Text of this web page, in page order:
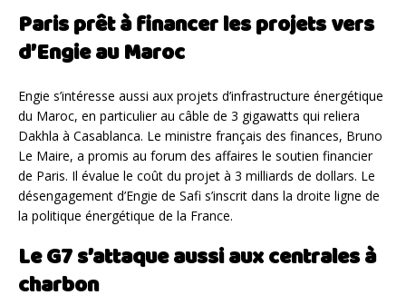
Paris prêt à financer les projets vers
d’Engie au Maroc
Engie s’intéresse aussi aux projets d’infrastructure énergétique
du Maroc, en particulier au câble de 3 gigawatts qui reliera
Dakhla à Casablanca. Le ministre français des finances, Bruno
Le Maire, a promis au forum des affaires le soutien financier
de Paris. Il évalue le coût du projet à 3 milliards de dollars. Le
désengagement d’Engie de Safi s’inscrit dans la droite ligne de
la politique énergétique de la France.
Le G7 s’attaque aussi aux centrales à
charbon